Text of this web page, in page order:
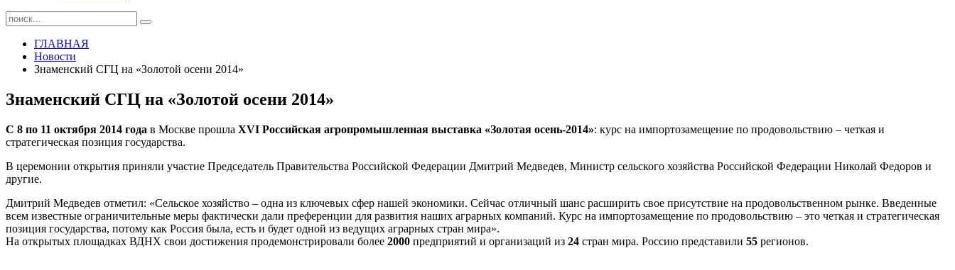
ГЛАВНАЯ
Новости
Знаменский СГЦ на «Золотой осени 2014»
Знаменский СГЦ на «Золотой осени 2014»
С 8 по 11 октября 2014 года в Москве прошла XVI Российская агропромышленная выставка «Золотая осень-2014»: курс на импортозамещение по продовольствию – четкая и
стратегическая позиция государства.
В церемонии открытия приняли участие Председатель Правительства Российской Федерации Дмитрий Медведев, Министр сельского хозяйства Российской Федерации Николай Федоров и
другие.
Дмитрий Медведев отметил: «Сельское хозяйство – одна из ключевых сфер нашей экономики. Сейчас отличный шанс расширить свое присутствие на продовольственном рынке. Введенные
всем известные ограничительные меры фактически дали преференции для развития наших аграрных компаний. Курс на импортозамещение по продовольствию – это четкая и стратегическая
позиция государства, потому как Россия была, есть и будет одной из ведущих аграрных стран мира».
На открытых площадках ВДНХ свои достижения продемонстрировали более 2000 предприятий и организаций из 24 стран мира. Россию представили 55 регионов.